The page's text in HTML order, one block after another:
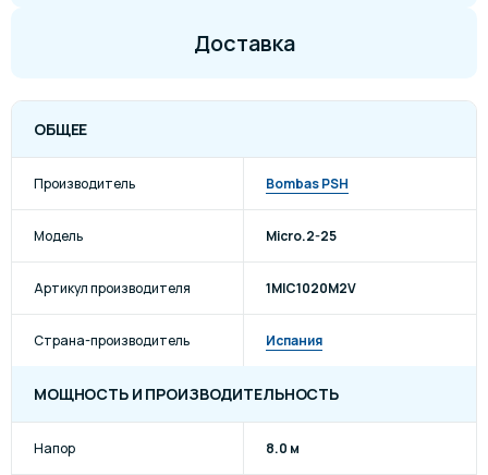
Доставка
ОБЩЕЕ
Производитель Bombas PSH
Модель Micro.2-25
Артикул производителя 1MIC1020M2V
Страна-производитель Испания
МОЩНОСТЬ И ПРОИЗВОДИТЕЛЬНОСТЬ
Напор 8.0 м